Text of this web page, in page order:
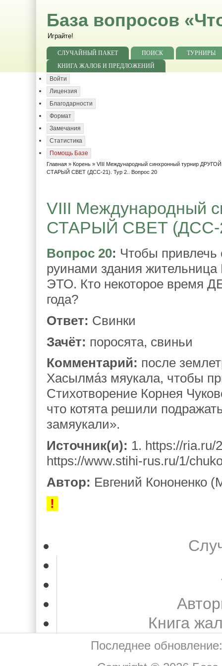
База вопросов
Играйте!
СЛУЧАЙНЫЙ ПАКЕТ ПОИСК
ТУРНИРЫ
КНИГА ЖАЛОБ И ПРЕДЛОЖЕНИЙ
Войти
Лицензия
Благодарности
Формат
Замечания
Статистика
Помощь Базе
Главная » Корень » VIII Международный синхронный турнир
СТАРЫЙ СВЕТ (ДСС-21). Тур 2.. Вопрос 20
VIII Международный
СТАРЫЙ СВЕТ (ДСС-
Вопрос 20: Чтобы привлечь
руинами здания
ЭТО. Кто некоторое время
года?
Ответ: Свинки
Зачёт: поросята, свиньи
Комментарий: после
Хасылмáз мяукала, чтобы
Стихотворение Корнея
что котята решили
замяукали».
Источник(и): 1. https://ria.ru/
https://www.stihi-rus.ru/1/
Автор: Евгений Кононенко
!
Книга
Последнее